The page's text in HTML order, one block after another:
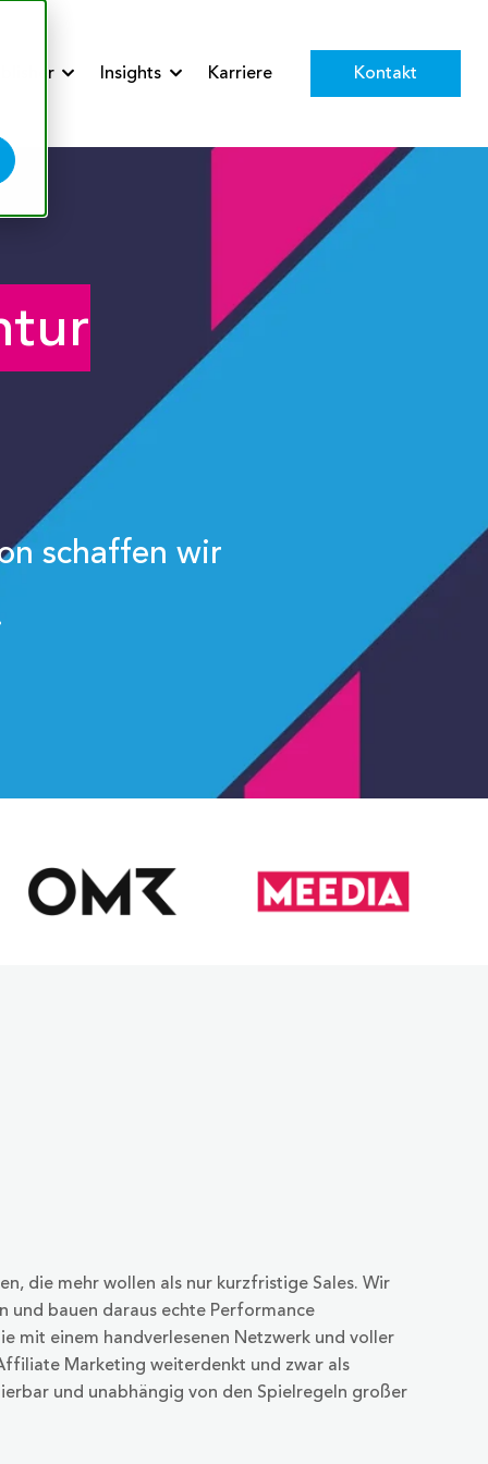
ServicesShow submenu for Publisher
InsightsShow submenu for Insights
Karriere Kontakt
schaffen wir
die mehr wollen als nur kurzfristige Sales. Wir
und bauen daraus echte Performance
mit einem handverlesenen Netzwerk und voller
Marketing weiterdenkt und zwar als
und unabhängig von den Spielregeln großer